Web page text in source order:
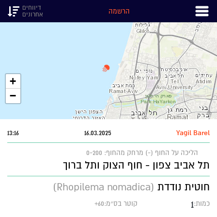
הרשמה
דיווחים
אחרונים
+
−
Yagil Barel
16.03.2025
13:16
הליכה על החוף (-) מרחק מהחוף: 0-200
תל אביב צפון - חוף הצוק ותל ברוך
חוטית נודדת (Rhopilema nomadica)
כמות:1 קוטר בס״מ:60+